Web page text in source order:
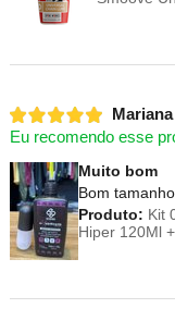
Mariana
Eu recomendo esse
Muito bom
Bom
Produto: Kit
Hiper 120Ml